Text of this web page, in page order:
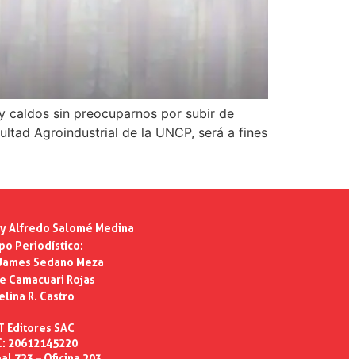
caldos sin preocuparnos por subir de
Agroindustrial de la UNCP, será a fines
Alfredo Salomé Medina
Periodístico:
Sedano Meza
Camacuari Rojas
R. Castro
Editores SAC
20612145220